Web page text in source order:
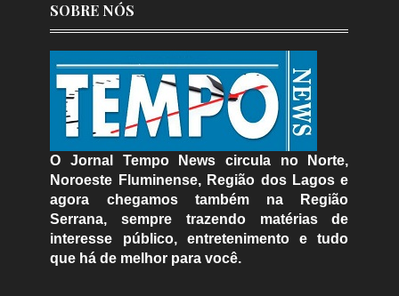
SOBRE NÓS
O Jornal Tempo News circula no Norte,
Noroeste Fluminense, Região dos Lagos e
agora chegamos também na Região
Serrana, sempre trazendo matérias de
interesse público, entretenimento e tudo
que há de melhor para você.